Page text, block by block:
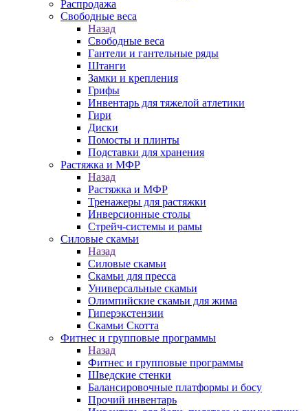
Распродажа
Свободные веса
Назад
Свободные веса
Гантели и гантельные ряды
Штанги
Замки и крепления
Грифы
Инвентарь для тяжелой атлетики
Гири
Диски
Помосты и плинты
Подставки для хранения
Растяжка и МФР
Назад
Растяжка и МФР
Тренажеры для растяжки
Инверсионные столы
Стрейч-системы и рамы
Силовые скамьи
Назад
Силовые скамьи
Скамьи для пресса
Универсальные скамьи
Олимпийские скамьи для жима
Гиперэкстензии
Скамьи Скотта
Фитнес и групповые программы
Назад
Фитнес и групповые программы
Шведские стенки
Балансировочные платформы и босу
Прочий инвентарь